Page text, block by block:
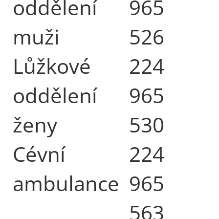
oddělení
muži
965
526
Lůžkové
oddělení
ženy
224
965
530
Cévní
ambulance
224
965
563